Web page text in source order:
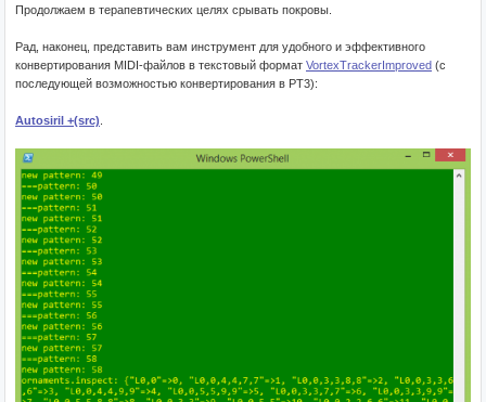
Продолжаем в терапевтических целях срывать покровы.
Рад, наконец, представить вам инструмент для удобного и эффективного
конвертирования MIDI-файлов в текстовый формат VortexTrackerImproved (с
последующей возможностью конвертирования в PT3):
Autosiril +(src)